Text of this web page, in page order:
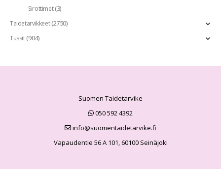
Sirottimet(3)
Taidetarvikkeet(2750)
Tussit(904)
Suomen Taidetarvike
050 592 4392
info@suomentaidetarvike.fi
Vapaudentie 56 A 101, 60100 Seinäjoki